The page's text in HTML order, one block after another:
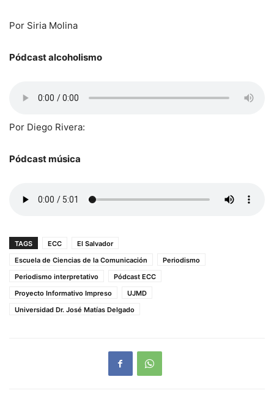
Por Siria Molina
Pódcast alcoholismo
Por Diego Rivera:
Pódcast música
TAGS ECC
El Salvador
Escuela de Ciencias de la Comunicación
Periodismo
Periodismo interpretativo
Pódcast ECC
Proyecto Informativo Impreso
UJMD
Universidad Dr. José Matías Delgado